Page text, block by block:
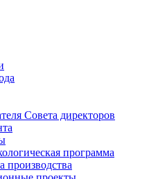
Совета директоров
программа
производства